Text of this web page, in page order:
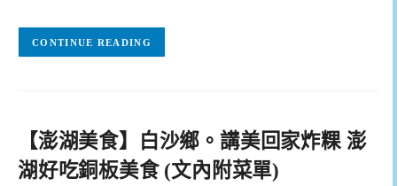
CONTINUE READING
【澎湖美食】白沙鄉。講美回家炸粿 澎
湖好吃銅板美食 (文內附菜單)